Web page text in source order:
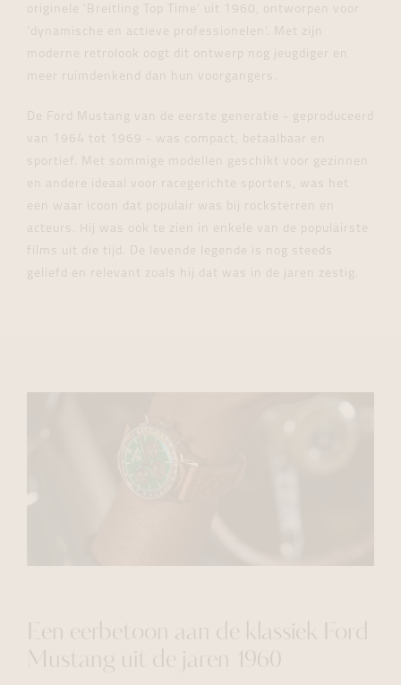
originele ‘Breitling Top Time’ uit 1960, ontworpen voor
‘dynamische en actieve professionelen’. Met zijn
moderne retrolook oogt dit ontwerp nog jeugdiger en
meer ruimdenkend dan hun voorgangers.
De Ford Mustang van de eerste generatie - geproduceerd
van 1964 tot 1969 - was compact, betaalbaar en
sportief. Met sommige modellen geschikt voor gezinnen
en andere ideaal voor racegerichte sporters, was het
een waar icoon dat populair was bij rocksterren en
acteurs. Hij was ook te zien in enkele van de populairste
films uit die tijd. De levende legende is nog steeds
geliefd en relevant zoals hij dat was in de jaren zestig.
Een eerbetoon aan de klassiek Ford
Mustang uit de jaren 1960